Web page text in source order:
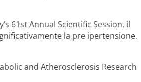
61st Annual Scientific Session, il
la pre ipertensione.
and Atherosclerosis Research